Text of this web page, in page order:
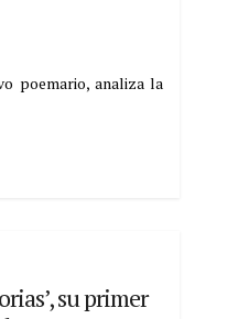
poemario, analiza la
su primer